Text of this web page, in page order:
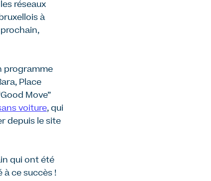
réseaux
à
programme
Place
Move”
voiture, qui
depuis le site
qui ont été
à ce succès !